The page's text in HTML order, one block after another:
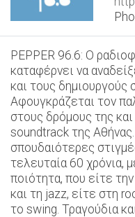
PEPPER 96.6: Ο
καταφέρνει να
και τους δημιουργούς
Αφουγκράζεται τον
στους δρόμους της
soundtrack της Αθήνας.
σπουδαιότερες
τελευταία 60 χρόνια,
ποιότητα, που είτε
και τη jazz, είτε στη
το swing. Τραγούδια